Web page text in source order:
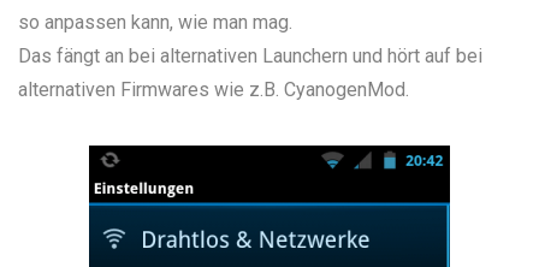
so anpassen kann, wie man mag.
Das fängt an bei alternativen Launchern und hört auf bei
alternativen Firmwares wie z.B. CyanogenMod.